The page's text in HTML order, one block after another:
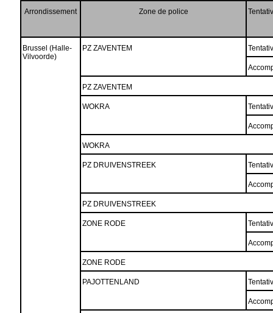
Arrondissement Zone de police
Brussel (Halle-
Vilvoorde)
PZ ZAVENTEM
PZ ZAVENTEM
WOKRA
WOKRA
PZ DRUIVENSTREEK
PZ DRUIVENSTREEK
ZONE RODE
ZONE RODE
PAJOTTENLAND